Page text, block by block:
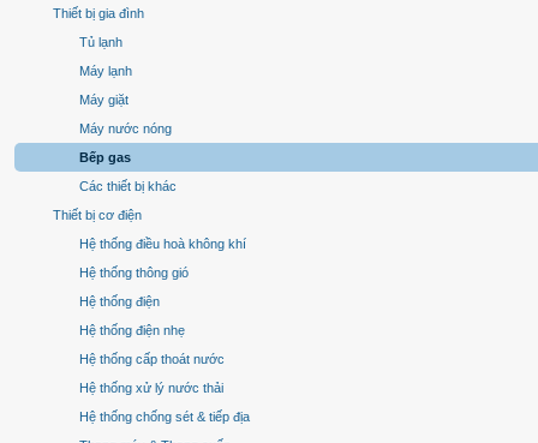
Thiết bị gia đình
Tủ lạnh
Máy lạnh
Máy giặt
Máy nước nóng
Bếp gas
Các thiết bị khác
Thiết bị cơ điện
Hệ thống điều hoà không khí
Hệ thống thông gió
Hệ thống điện
Hệ thống điện nhẹ
Hệ thống cấp thoát nước
Hệ thống xử lý nước thải
Hệ thống chống sét & tiếp địa